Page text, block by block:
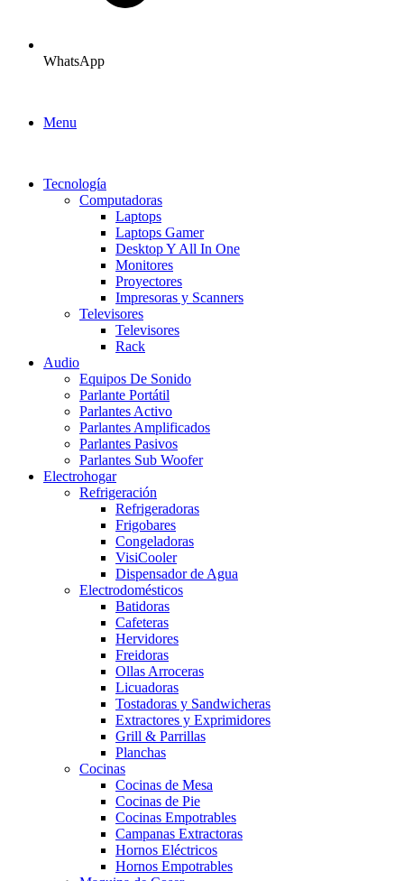
WhatsApp
Menu
Tecnología
Computadoras
Laptops
Laptops Gamer
Desktop Y All In One
Monitores
Proyectores
Impresoras y Scanners
Televisores
Televisores
Rack
Audio
Equipos De Sonido
Parlante Portátil
Parlantes Activo
Parlantes Amplificados
Parlantes Pasivos
Parlantes Sub Woofer
Electrohogar
Refrigeración
Refrigeradoras
Frigobares
Congeladoras
VisiCooler
Dispensador de Agua
Electrodomésticos
Batidoras
Cafeteras
Hervidores
Freidoras
Ollas Arroceras
Licuadoras
Tostadoras y Sandwicheras
Extractores y Exprimidores
Grill & Parrillas
Planchas
Cocinas
Cocinas de Mesa
Cocinas de Pie
Cocinas Empotrables
Campanas Extractoras
Hornos Eléctricos
Hornos Empotrables